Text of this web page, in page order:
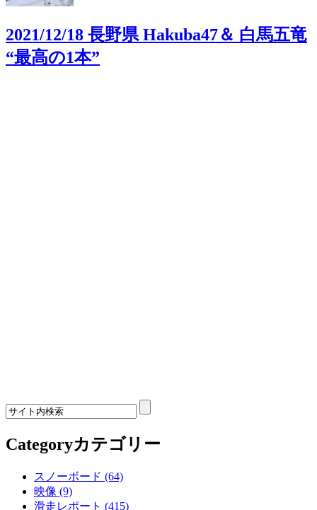
2021/12/18 長野県 Hakuba47＆ 白馬五竜
“最高の1本”
Categoryカテゴリー
スノーボード (64)
映像 (9)
滑走レポート (415)